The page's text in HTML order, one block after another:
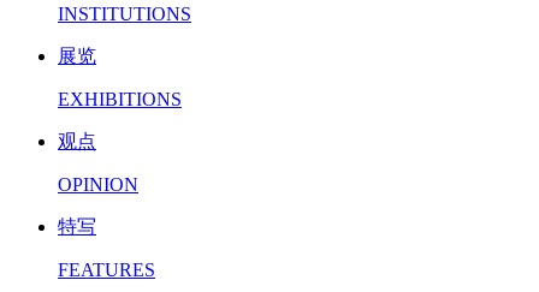
INSTITUTIONS
展览
EXHIBITIONS
观点
OPINION
特写
FEATURES